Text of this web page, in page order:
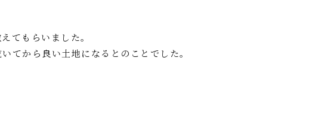
てもらいました。
てから良い土地になるとのことでした。